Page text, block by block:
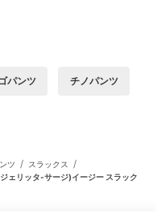
パンツ チノパンツ
ツ / スラックス /
ェリッタ-サージ)イージー スラック